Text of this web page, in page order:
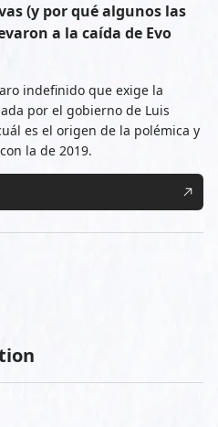
(y por qué algunos las
a la caída de Evo
indefinido que exige la
por el gobierno de Luis
es el origen de la polémica y
la de 2019.